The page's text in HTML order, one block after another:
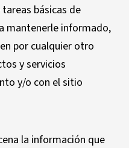
básicas de
mantenerle informado,
por cualquier otro
y servicios
y/o con el sitio
la información que